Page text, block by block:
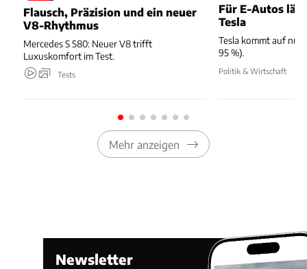
Flausch, Präzision und ein neuer
V8-Rhythmus
Mercedes S 580: Neuer V8 trifft
Luxuskomfort im Test.
Tests
Für E-Autos
Tesla
Tesla kommt auf nur
95 %).
Politik & Wirtschaft
Mehr anzeigen
Newsletter